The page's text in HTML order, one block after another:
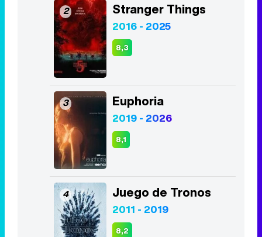
2 Stranger Things
2016 - 2025
8,3
3 Euphoria
2019 - 2026
8,1
4 Juego de Tronos
2011 - 2019
8,2